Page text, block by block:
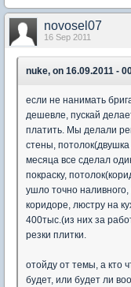
novosel07
16 Sep 2011
nuke, on 16.09.2011 -
если не нанимать
дешевле, пускай
платить. Мы делали
стены,
месяца все сделал
покраску,
ушло точно наливного,
коридоре, люстру на
400тыс.(из них за
резки плитки.
отойду от темы, а кто
будет, или будет ли